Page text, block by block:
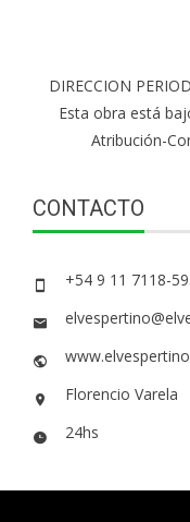
DIRECCION
Esta obra está
Atribución-
CONTACTO
+54 9 11 7118-
Florencio Varela
24hs